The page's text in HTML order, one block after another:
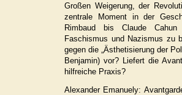
Großen Weigerung, der
zentrale Moment in der
Rimbaud bis Claude Cahun
Faschismus und Nazismus zu
gegen die „Ästhetisierung der
Benjamin) vor? Liefert die
hilfreiche Praxis?
Alexander Emanuely: